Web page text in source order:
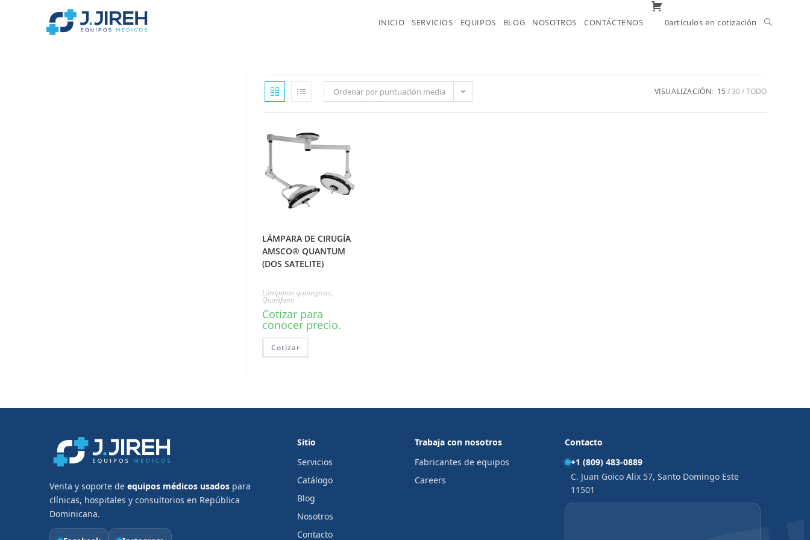
INICIO SERVICIOS EQUIPOS BLOG NOSOTROS CONTÁCTENOS 0artículos en cotización
Ordenar por puntuación media VISUALIZACIÓN: 15 30 TODO
LÁMPARA DE CIRUGÍA
AMSCO® QUANTUM
(DOS SATELITE)
Lámparas quirurgicas,
Quirófano
Cotizar para
conocer precio.
Cotizar
Venta y soporte de equipos médicos usados para
clínicas, hospitales y consultorios en República
Dominicana.
Sitio
Servicios
Catálogo
Blog
Nosotros
Contacto
Trabaja con nosotros
Fabricantes de equipos
Careers
Contacto
+1 (809) 483-0889
C. Juan Goico Alix 57, Santo Domingo Este
11501